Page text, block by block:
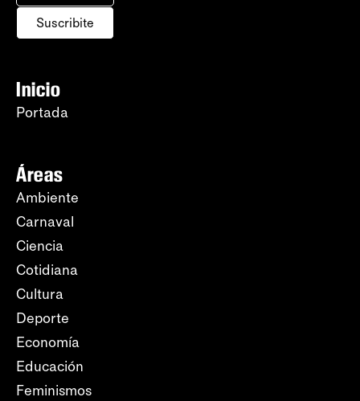
Suscribite
Inicio
Portada
Áreas
Ambiente
Carnaval
Ciencia
Cotidiana
Cultura
Deporte
Economía
Educación
Feminismos